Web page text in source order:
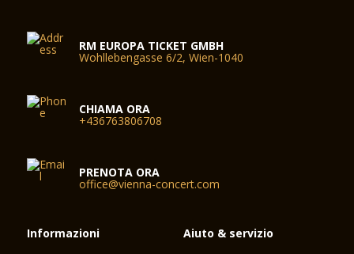
RM EUROPA TICKET GMBH
Wohllebengasse 6/2, Wien-1040
CHIAMA ORA
+436763806708
PRENOTA ORA
office@vienna-concert.com
Informazioni Aiuto & servizio